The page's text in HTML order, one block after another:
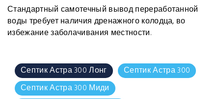
Стандартный самотечный вывод переработанной
воды требует наличия дренажного колодца, во
избежание заболачивания местности.
Септик Астра 300 Лонг
Септик Астра 300
Септик Астра 300 Миди